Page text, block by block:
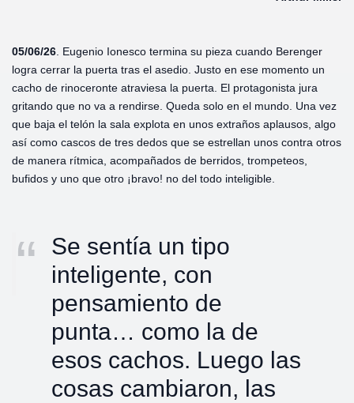
05/06/26 . Eugenio Ionesco termina su pieza cuando Berenger
logra cerrar la puerta tras el asedio. Justo en ese momento un
cacho de rinoceronte atraviesa la puerta. El protagonista jura
gritando que no va a rendirse. Queda solo en el mundo. Una vez
que baja el telón la sala explota en unos extraños aplausos, algo
así como cascos de tres dedos que se estrellan unos contra otros
de manera rítmica, acompañados de berridos, trompeteos,
bufidos y uno que otro ¡bravo! no del todo inteligible.
Se sentía un tipo
inteligente, con
pensamiento de
punta… como la de
esos cachos. Luego las
cosas cambiaron, las